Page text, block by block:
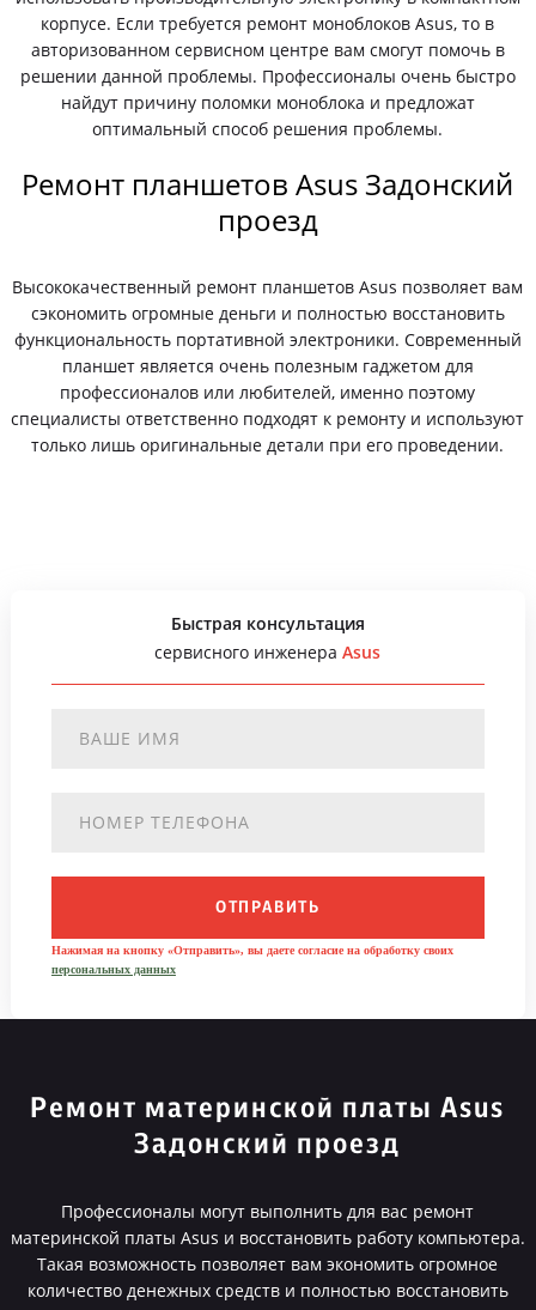
корпусе. Если требуется ремонт моноблоков Asus, то в
авторизованном сервисном центре вам смогут помочь в
решении данной проблемы. Профессионалы очень быстро
найдут причину поломки моноблока и предложат
оптимальный способ решения проблемы.
Ремонт планшетов Asus Задонский
проезд
Высококачественный ремонт планшетов Asus позволяет вам
сэкономить огромные деньги и полностью восстановить
функциональность портативной электроники. Современный
планшет является очень полезным гаджетом для
профессионалов или любителей, именно поэтому
специалисты ответственно подходят к ремонту и используют
только лишь оригинальные детали при его проведении.
Быстрая консультация
сервисного инженераAsus
ОТПРАВИТЬ
Нажимая на кнопку «Отправить», вы даете согласие на обработку своих
персональных данных
Ремонт материнской платы Asus
Задонский проезд
Профессионалы могут выполнить для вас ремонт
материнской платы Asus и восстановить работу компьютера.
Такая возможность позволяет вам экономить огромное
количество денежных средств и полностью восстановить